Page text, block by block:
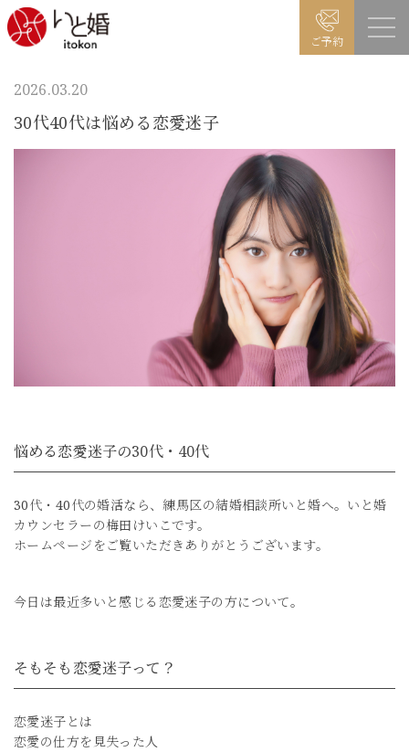
ご予約
2026.03.20
30代40代は悩める恋愛迷子
悩める恋愛迷子の30代・40代
30代・40代の婚活なら、練馬区の結婚相談所いと婚へ。いと婚
カウンセラーの梅田けいこです。
ホームページをご覧いただきありがとうございます。
今日は最近多いと感じる恋愛迷子の方について。
そもそも恋愛迷子って？
恋愛迷子とは
恋愛の仕方を見失った人